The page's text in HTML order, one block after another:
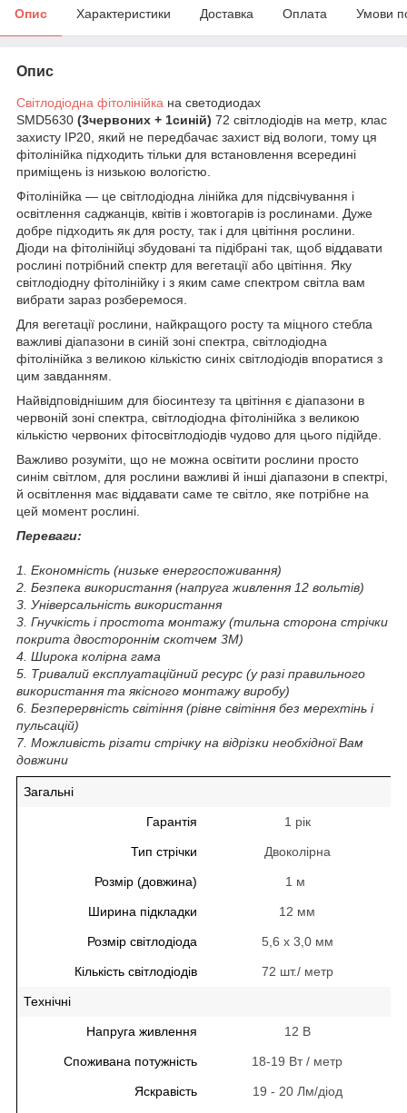
Опис Характеристики Доставка Оплата Умови
Опис
Світлодіодна фітолінійка на светодиодах
SMD5630 (3червоних + 1синій) 72 світлодіодів на метр, клас
захисту IP20, який не передбачає захист від вологи, тому ця
фітолінійка підходить тільки для встановлення всередині
приміщень із низькою вологістю.
Фітолінійка — це світлодіодна лінійка для підсвічування і
освітлення саджанців, квітів і жовтогарів із рослинами. Дуже
добре підходить як для росту, так і для цвітіння рослини.
Діоди на фітолінійці збудовані та підібрані так, щоб віддавати
рослині потрібний спектр для вегетації або цвітіння. Яку
світлодіодну фітолінійку і з яким саме спектром світла вам
вибрати зараз розберемося.
Для вегетації рослини, найкращого росту та міцного стебла
важливі діапазони в синій зоні спектра, світлодіодна
фітолінійка з великою кількістю синіх світлодіодів впоратися з
цим завданням.
Найвідповіднішим для біосинтезу та цвітіння є діапазони в
червоній зоні спектра, світлодіодна фітолінійка з великою
кількістю червоних фітосвітлодіодів чудово для цього підійде.
Важливо розуміти, що не можна освітити рослини просто
синім світлом, для рослини важливі й інші діапазони в спектрі,
й освітлення має віддавати саме те світло, яке потрібне на
цей момент рослині.
Переваги:
1. Економність (низьке енергоспоживання)
2. Безпека використання (напруга живлення 12 вольтів)
3. Універсальність використання
3. Гнучкість і простота монтажу (тильна сторона стрічки
покрита двостороннім скотчем 3M)
4. Широка колірна гама
5. Тривалий експлуатаційний ресурс (у разі правильного
використання та якісного монтажу виробу)
6. Безперервність світіння (рівне світіння без мерехтінь і
пульсацій)
7. Можливість різати стрічку на відрізки необхідної Вам
довжини
Загальні
Гарантія 1 рік
Тип стрічки Двоколірна
Розмір (довжина) 1 м
Ширина підкладки 12 мм
Розмір світлодіода 5,6 х 3,0 мм
Кількість світлодіодів 72 шт./ метр
Технічні
Напруга живлення 12 В
Споживана потужність 18-19 Вт / метр
Яскравість 19 - 20 Лм/діод